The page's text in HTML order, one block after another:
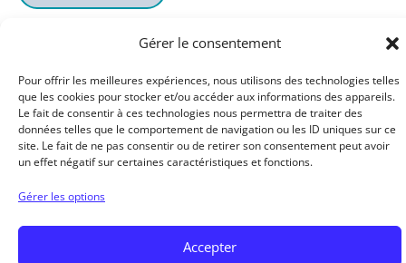
Gérer le consentement
Pour offrir les meilleures expériences, nous utilisons des technologies telles
que les cookies pour stocker et/ou accéder aux informations des appareils.
Le fait de consentir à ces technologies nous permettra de traiter des
données telles que le comportement de navigation ou les ID uniques sur ce
site. Le fait de ne pas consentir ou de retirer son consentement peut avoir
un effet négatif sur certaines caractéristiques et fonctions.
Gérer les options
Accepter
Tee-shirt chasseur et son chien